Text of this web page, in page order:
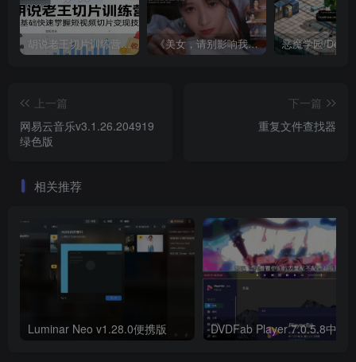
胡说老王切片训练营，零基础快速掌握短视频切片变现技巧 《美女，请别影响我成仙全球版》中文版
上一篇
网易云音乐v3.1.26.204919
绿色版
下一篇
重复文件查找器
相关推荐
Luminar Neo v1.28.0便携版 DVDFab Player 7.0.5.8中文